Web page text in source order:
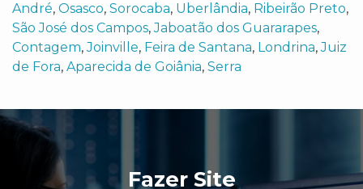
André, Osasco, Sorocaba, Uberlândia, Ribeirão Preto,
São José dos Campos,Jaboatão dos Guararapes,
Contagem,Joinville, Feira de Santana, Londrina,Juiz
de Fora, Aparecida de Goiânia, Serra
Fazer Site